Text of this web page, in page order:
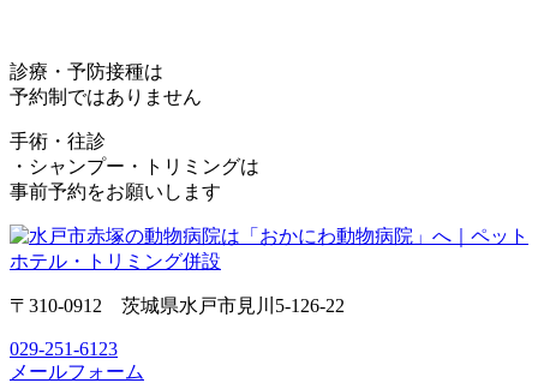
診療・予防接種は
予約制ではありません
手術・往診
・シャンプー・トリミングは
事前予約をお願いします
〒310-0912 茨城県水戸市見川5-126-22
029-251-6123
メールフォーム